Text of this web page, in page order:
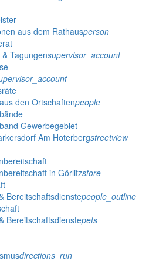
aus dem Rathausperson
Tagungensupervisor_account
den Ortschaftenpeople
Gewerbegebiet
Am Hoterbergstreetview
in Görlitzstore
Bereitschaftsdienstepeople_outline
Bereitschaftsdienstepets
directions_run